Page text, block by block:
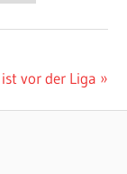
vor der Liga